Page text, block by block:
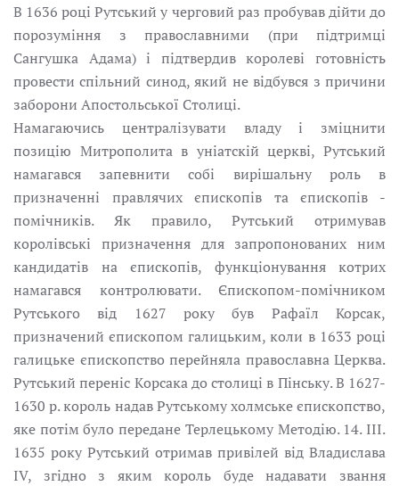
В 1636 pоці Рутський у черговий раз пробував дійти дo
порозуміння з православними (при підтримці
Сангушка Адама) і підтвердив королеві готовність
провести спільний синод, який не відбувся з причини
заборони Апостoльської Столиці.
Намагаючись централізувати влaду і зміцнити
позицію Митрополита в уніатскій церкві, Рутський
намагався запевнити собі вирішальну роль в
призначенні правлячих єпископів та єпископів -
помічників. Як правило, Рутський отримував
королівські призначення для запропонованих ним
кандидатів на єпископів, функціонування котрих
намагався контролювати. Єпископом-помічником
Рутського від 1627 pоку був Рафаїл Корсак,
призначений єпископом галицьким, коли в 1633 pоці
галицьке єпископство перейняла православна Церква.
Рутський переніс Kорсака до столиці в Пінську. В 1627-
1630 p. король надав Рутському холмське єпископство,
яке потім було передане Терлецькому Методію. 14. III.
1635 pоку Рутський отримав привілей від Владислава
IV, згіднo з яким король буде надавати звання